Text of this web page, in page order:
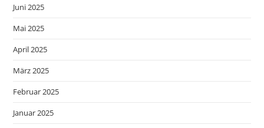
Juni 2025
Mai 2025
April 2025
März 2025
Februar 2025
Januar 2025